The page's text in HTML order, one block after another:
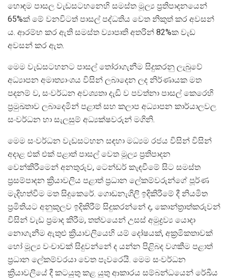
හොඳම පාසල වැඩසටහනෙහි සමස්ත මූල්‍ය ප්‍රතිපාදනයෙන්
65%ක් මේ වනවිටත් පාසල් පද්ධතිය වෙත නිකුත් කර අවසන්
ය. ආරම්භ කර ඇති සමස්ත ව්‍යාපෘති අතරින් 82%ක වැඩ
අවසන් කර ඇත.
මෙම වැඩසටහනට පාසල් තෝරාගැනීම සිදුකරනු ලැබුවේ
අධ්‍යාපන අමාත්‍යාංශය විසින් ලබාදෙන ලද නිර්ණායක මත
පදනම් ව, සංවර්ධන අවශ්‍යතා දැඩි ව පවත්නා පාසල් කෙරෙහි
ප්‍රමුඛතාව ලබාදෙමින් පළාත් සහ කලාප අධ්‍යාපන කාර්යාලවල
සංවර්ධන හා සැලසුම් අධ්‍යක්ෂවරුන් මගිනි.
මෙම සංවර්ධන වැඩසටහන සඳහා මධ්‍යම රජය විසින් විසින්
අදාළ එක් එක් පළාත් පාසල් වෙත මූල්‍ය ප්‍රතිපාදන
වෙන්කිරීමෙන් අනතුරුව, ටෙන්ඩර් කැඳවීමේ සිට සමස්ත
ප්‍රසම්පාදන ක්‍රියාවලිය පළාත් ප්‍රධාන ලේකම්වරුන්ගේ පූර්ණ
මැදිහත්වීම මත සිදුකෙරේ. ගොඩනැගිලි ඉදිකිරීමේ දී නියමිත
ප්‍රමිතියට අනුකූලව ඉදිකිරීම් සිදුකරන්නේ ද, කොන්ත්‍රාත්කරුවන්
විසින් වැඩ ප්‍රමාද කිරීම, තත්වයෙන් උසස් අමුද්‍රව්‍ය යොදා
නොගැනීම ඇතුළු ක්‍රියාවලියෙහි යම් දෝෂයක්, අක්‍රමිකතාවක්
හෝ මූල්‍ය වංචාවක් සිදුවන්නේ ද යන්න පිළිබද වගකීම පළාත්
ප්‍රධාන ලේකම්වරයා වෙත පැවරෙයි. මෙම සංවර්ධන
ක්‍රියාවලියේ දී කටයුතු කළ යුතු ආකාරය සම්බන්ධයෙන් රේඛීය